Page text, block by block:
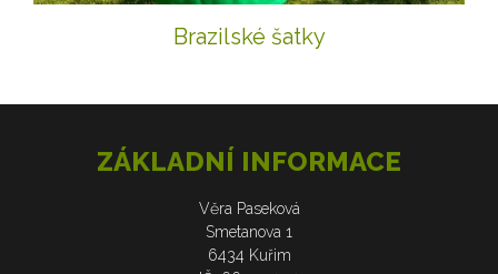
Brazilské šatky
ZÁKLADNÍ INFORMACE
Věra Paseková
Smetanova 1
6434 Kuřim